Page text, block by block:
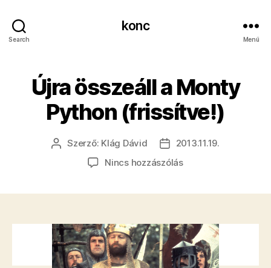
Search
konc
Menü
Újra összeáll a Monty
Python (frissítve!)
Bejegyzés
szerzője
Szerző: Klág Dávid
Bejegyzés
dátuma
2013.11.19.
Nincs hozzászólása(z)
Python
(frissítve!)
bejegyzéshez